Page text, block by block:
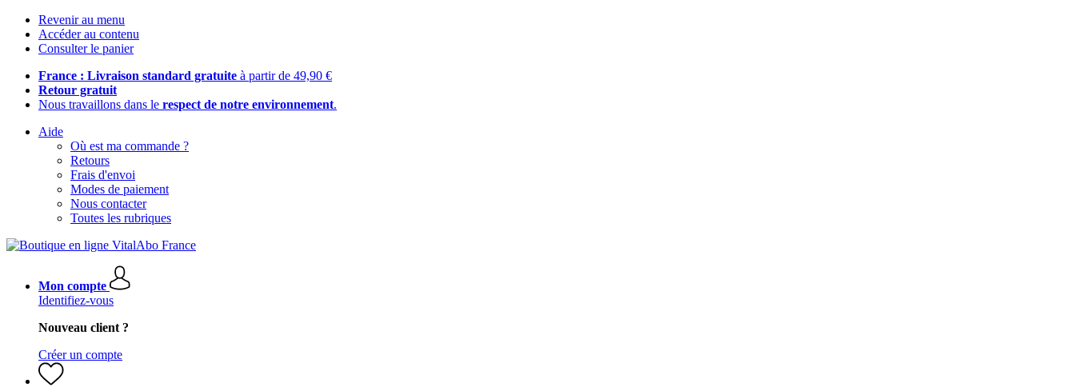
Revenir au menu
Accéder au contenu
Consulter le panier
France : Livraison standard gratuite à partir de 49,90 €
Retour gratuit
Nous travaillons dans le respect de notre environnement.
Aide
Où est ma commande ?
Retours
Frais d'envoi
Modes de paiement
Nous contacter
Toutes les rubriques
Mon compte
Identifiez-vous
Nouveau client ?
Créer un compte